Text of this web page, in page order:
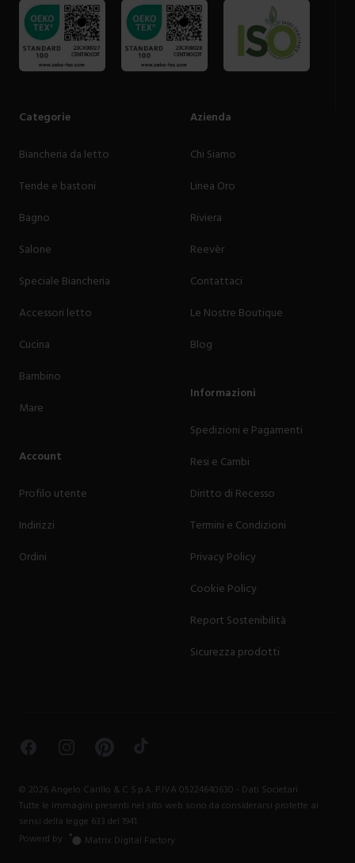
Categorie
Biancheria da letto
Tende e bastoni
Bagno
Salone
Speciale Biancheria
Accessori letto
Cucina
Bambino
Mare
Account
Profilo utente
Indirizzi
Ordini
Azienda
Chi Siamo
Linea Oro
Riviera
Reevèr
Contattaci
Le Nostre Boutique
Blog
Informazioni
Spedizioni e Pagamenti
Resi e Cambi
Diritto di Recesso
Termini e Condizioni
Privacy Policy
Cookie Policy
Report Sostenibilità
Sicurezza prodotti
FacebookInstagramPinterestTikTok
© 2026 Angelo Carillo & C S.p.A. P.IVA 05224640630 - Dati Societari
Tutte le immagini presenti nel sito web sono da considerarsi protette ai
sensi della legge 633 del 1941.
Powerd by
Matrix Digital Factory